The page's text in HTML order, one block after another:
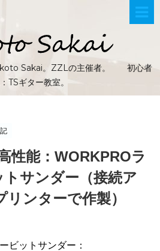
Sakai。ZZLの主催者。 初心者
TSギター教室。
性能：WORKPROラ
サンダー（接続ア
ンターで作製）
ビットサンダー：